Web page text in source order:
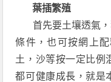
葉插繁殖
首先要土壤透氣，
條件，也可按網上
土，沙等按一定比例
都可健康成長，就是